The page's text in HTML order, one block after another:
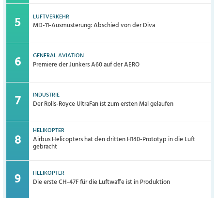
LUFTVERKEHR
MD-11-Ausmusterung: Abschied von der Diva
GENERAL AVIATION
Premiere der Junkers A60 auf der AERO
INDUSTRIE
Der Rolls-Royce UltraFan ist zum ersten Mal gelaufen
HELIKOPTER
Airbus Helicopters hat den dritten H140-Prototyp in die Luft
gebracht
HELIKOPTER
Die erste CH-47F für die Luftwaffe ist in Produktion